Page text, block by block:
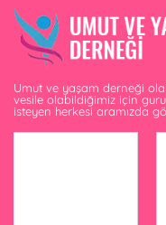
Umut ve yaşam derneği
vesile olabildiğimiz için
isteyen herkesi aramızda